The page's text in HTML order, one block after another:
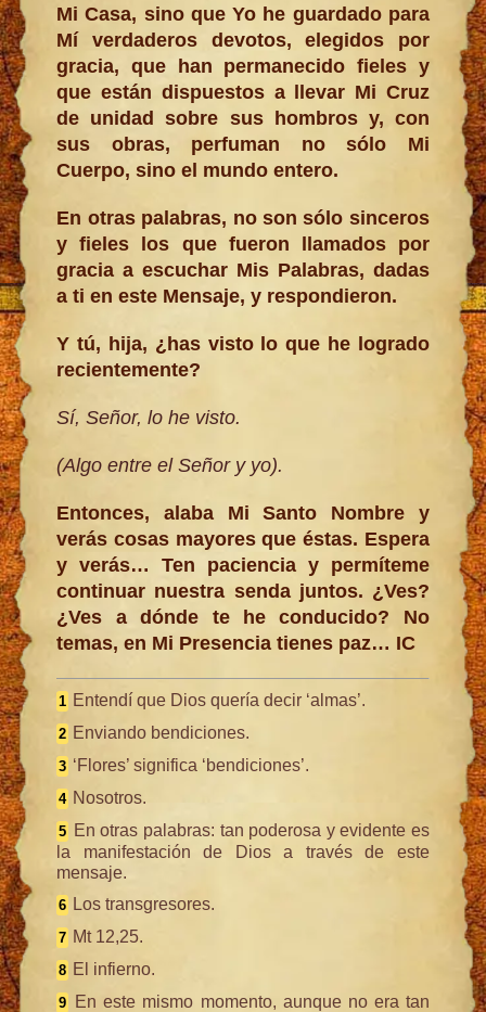
Mi Casa, sino que Yo he guardado para
Mí verdaderos devotos, elegidos por
gracia, que han permanecido fieles y
que están dispuestos a llevar Mi Cruz
de unidad sobre sus hombros y, con
sus obras, perfuman no sólo Mi
Cuerpo, sino el mundo entero.
En otras palabras, no son sólo sinceros
y fieles los que fueron llamados por
gracia a escuchar Mis Palabras, dadas
a ti en este Mensaje, y respondieron.
Y tú, hija, ¿has visto lo que he logrado
recientemente?
Sí, Señor, lo he visto.
(Algo entre el Señor y yo).
Entonces, alaba Mi Santo Nombre y
verás cosas mayores que éstas. Espera
y verás… Ten paciencia y permíteme
continuar nuestra senda juntos. ¿Ves?
¿Ves a dónde te he conducido? No
temas, en Mi Presencia tienes paz… IC
1 Entendí que Dios quería decir ‘almas’.
2 Enviando bendiciones.
3 ‘Flores’ significa ‘bendiciones’.
4 Nosotros.
5 En otras palabras: tan poderosa y evidente es
la manifestación de Dios a través de este
mensaje.
6 Los transgresores.
7 Mt 12,25.
8 El infierno.
9
En este mismo momento, aunque no era tan